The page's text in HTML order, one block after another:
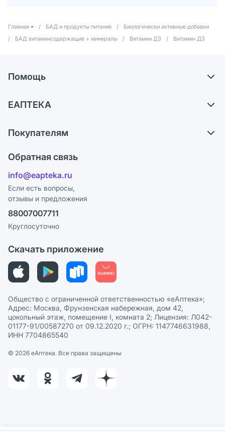
Главная / БАД и продукты питания /
Биологически активные добавки
/
БАД витаминсодержащие + минералы / Витамин Д3 / Витамин Д3
Помощь
Самовывоз из аптек
Ответы на вопросы
Блог
ЕАПТЕКА
Карьера
Поставщики
Лицензия
Реклама на сайте
Ваши товары на ЕАПТЕКЕ
Покупателям
Программа СберСпасибо
Политика конфиденциальности
Пользовательское соглашение
Политика рекомендаций
Этика и соответствие
Политика в отношении обработки персональных данных
Обратная связь
info@eapteka.ru
Если есть вопросы,
отзывы и предложения
88007007711
Круглосуточно
Скачать приложение
Общество с ограниченной ответственностью «еАптека»;
Адрес: Москва, Фрунзенская набережная, дом 42,
цокольный этаж, помещение I, комната 2; Лицензия: Л042-
01177-91/00587270 от 09.12.2020 г.; ОГРН: 1147746631988,
ИНН 7704865540
© 2026 eАптека. Все права защищены